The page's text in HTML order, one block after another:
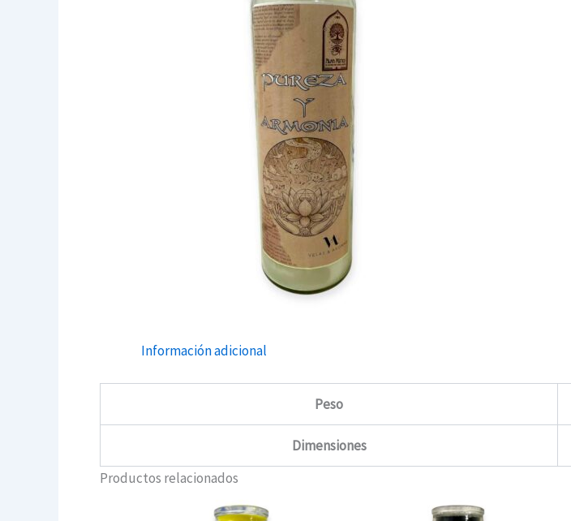
Información adicional
Peso
Dimensiones
Productos relacionados